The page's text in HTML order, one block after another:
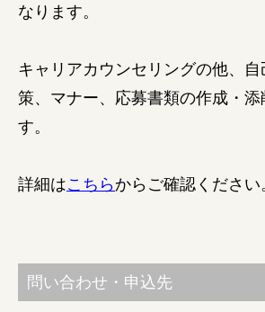
なります。
キャリアカウンセリングの他、
策、マナー、応募書類の作成・
す。
詳細はこちらからご確認ください
問い合わせ・申込先